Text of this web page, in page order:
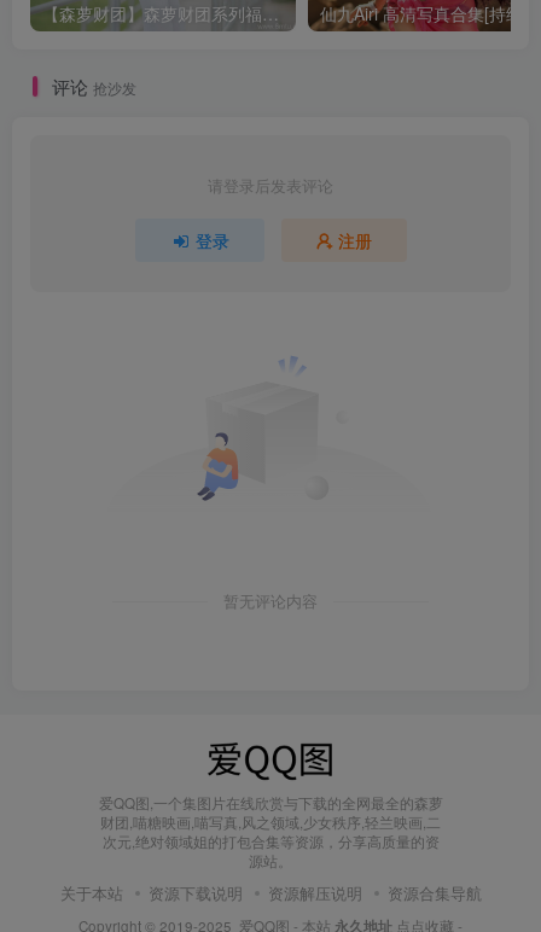
【森萝财团】森萝财团系列福利原版无水印合集下载[与本站内容同步更新] 仙九Airi 高清写真合集[持续
评论 抢沙发
请登录后发表评论
登录 注册
暂无评论内容
爱QQ图,一个集图片在线欣赏与下载的全网最全的森萝
财团,喵糖映画,喵写真,风之领域,少女秩序,轻兰映画,二
次元,绝对领域姐的打包合集等资源，分享高质量的资
源站。
关于本站 资源下载说明 资源解压说明 资源合集导航
Copyright © 2019-2025 爱QQ图 - 本站 永久地址 点点收藏 -